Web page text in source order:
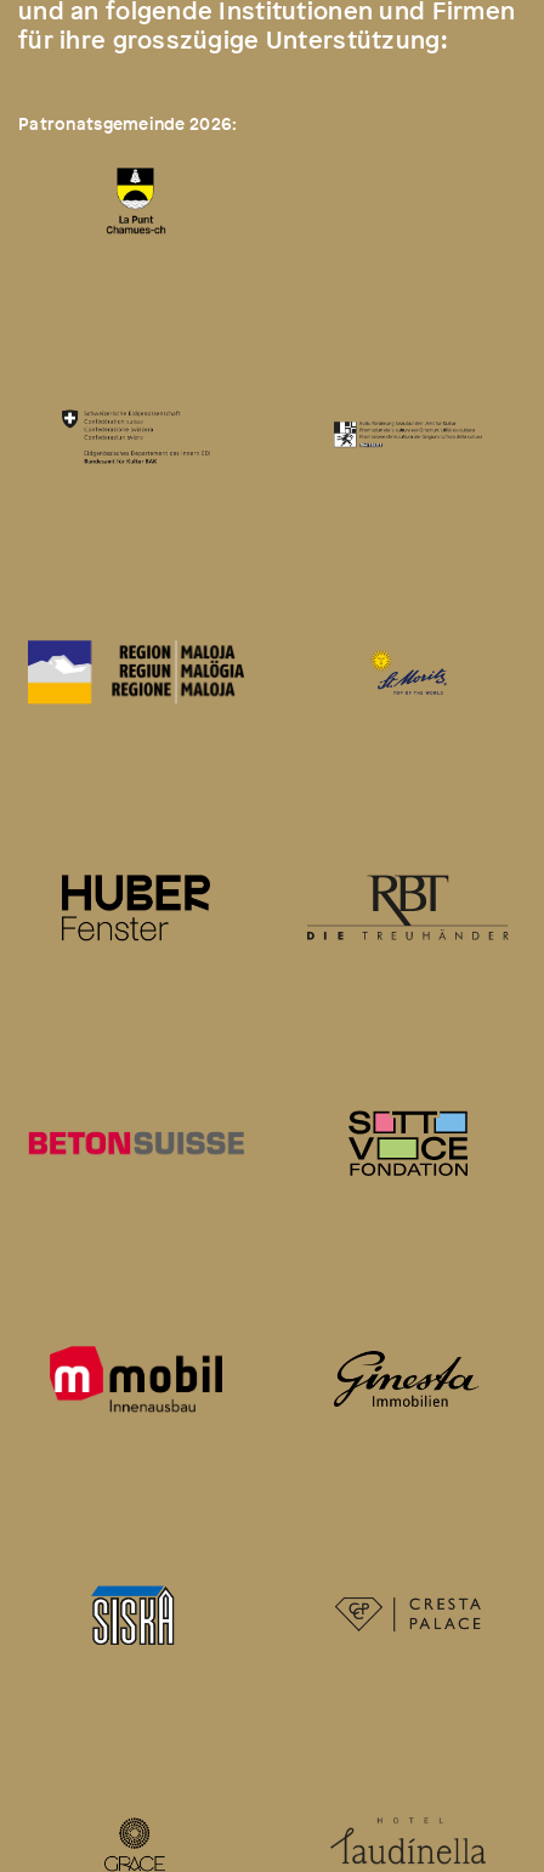
und an folgende Institutionen und Firmen
für ihre grosszügige Unterstützung:
Patronatsgemeinde 2026: